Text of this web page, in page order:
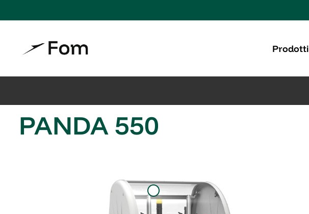
Prodotti
PANDA 550